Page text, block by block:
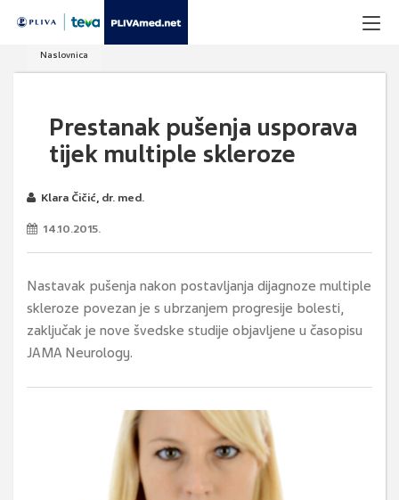
Naslovnica
Prestanak pušenja usporava
tijek multiple skleroze
Klara Čičić, dr. med.
14.10.2015.
Nastavak pušenja nakon postavljanja dijagnoze multiple
skleroze povezan je s ubrzanjem progresije bolesti,
zaključak je nove švedske studije objavljene u časopisu
JAMA Neurology.